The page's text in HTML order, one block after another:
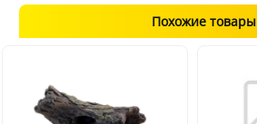
Похожие товары